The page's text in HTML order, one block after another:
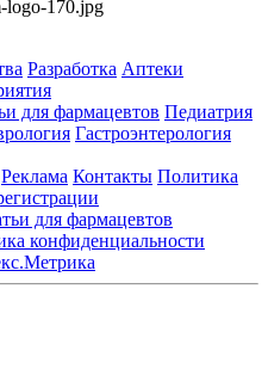
Разработка Аптеки
для фармацевтов Педиатрия
Гастроэнтерология
Реклама Контакты Политика
для фармацевтов
конфиденциальности